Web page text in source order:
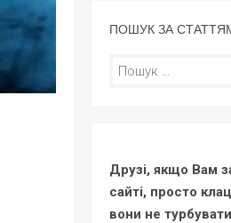
ПОШУК ЗА
Пошук:
Друзі, якщо Вам
сайті, просто
вони не